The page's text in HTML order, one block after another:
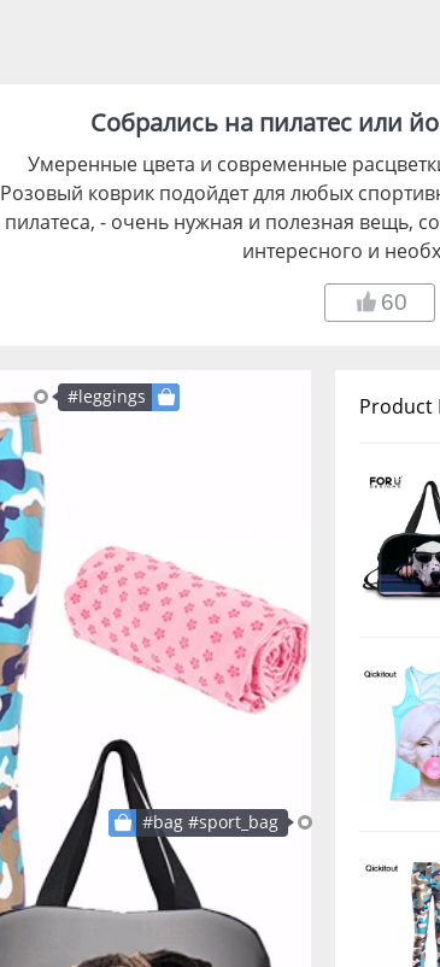
Собрались на пилатес или
Умеренные цвета и современные
Розовый коврик подойдет для любых
пилатеса, - очень нужная и полезная вещь,
интересного и
60
Product
#bag #sport_bag
#leggings